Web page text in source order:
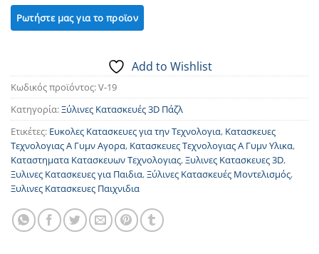
Add to Wishlist
Κωδικός προϊόντος:V-19
Κατηγορία:Ξύλινες Κατασκευές 3D Πάζλ
Ετικέτες: Ευκολες Κατασκευες για την Τεχνολογια, Κατασκευες
Τεχνολογιας Α Γυμν Αγορα, Κατασκευες Τεχνολογιας Α Γυμν Υλικα,
Καταστηματα Κατασκευων Τεχνολογιας,Ξυλινες Κατασκευες 3D,
Ξυλινες Κατασκευες για Παιδια,Ξύλινες Κατασκευές Μοντελισμός,
Ξυλινες Κατασκευες Παιχνιδια